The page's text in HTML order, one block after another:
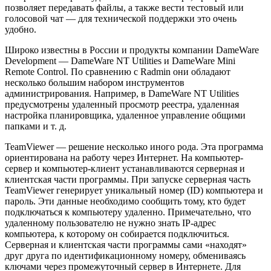
позволяет передавать файлы, а также вести тестовый или
голосовой чат — для технической поддержки это очень
удобно.
Широко известны в России и продукты компании DameWare
Development — DameWare NT Utilities и DameWare Mini
Remote Control. По сравнению с Radmin они обладают
несколько большим набором инструментов
администрирования. Например, в DameWare NT Utilities
предусмотрены удаленный просмотр реестра, удаленная
настройка планировщика, удаленное управление общими
папками и т. д.
TeamViewer — решение несколько иного рода. Эта программа
ориентирована на работу через Интернет. На компьютер-
сервер и компьютер-клиент устанавливаются серверная и
клиентская части программы. При запуске серверная часть
TeamViewer генерирует уникальный номер (ID) компьютера и
пароль. Эти данные необходимо сообщить тому, кто будет
подключаться к компьютеру удаленно. Примечательно, что
удаленному пользователю не нужно знать IP-адрес
компьютера, к которому он собирается подключиться.
Серверная и клиентская части программы сами «находят»
друг друга по идентификационному номеру, обмениваясь
ключами через промежуточный сервер в Интернете. Для